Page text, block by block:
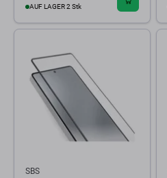
AUF LAGER 2 Stk
SBS